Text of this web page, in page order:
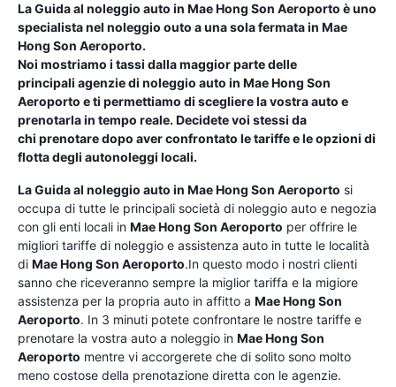
La Guida al noleggio auto in Mae Hong Son Aeroporto è uno
specialista nel noleggio outo a una sola fermata in Mae
Hong Son Aeroporto.
Noi mostriamo i tassi dalla maggior parte delle
principali agenzie di noleggio auto in Mae Hong Son
Aeroporto e ti permettiamo di scegliere la vostra auto e
prenotarla in tempo reale. Decidete voi stessi da
chi prenotare dopo aver confrontato le tariffe e le opzioni di
flotta degli autonoleggi locali.
La Guida al noleggio auto in Mae Hong Son Aeroporto si
occupa di tutte le principali società di noleggio auto e negozia
con gli enti locali in Mae Hong Son Aeroporto per offrire le
migliori tariffe di noleggio e assistenza auto in tutte le località
di Mae Hong Son Aeroporto.In questo modo i nostri clienti
sanno che riceveranno sempre la miglior tariffa e la migiore
assistenza per la propria auto in affitto a Mae Hong Son
Aeroporto. In 3 minuti potete confrontare le nostre tariffe e
prenotare la vostra auto a noleggio in Mae Hong Son
Aeroporto mentre vi accorgerete che di solito sono molto
meno costose della prenotazione diretta con le agenzie.